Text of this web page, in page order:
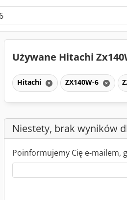
Używane Hitachi
Hitachi ZX140W-6
Niestety, brak wyników
Poinformujemy Cię e-mailem,